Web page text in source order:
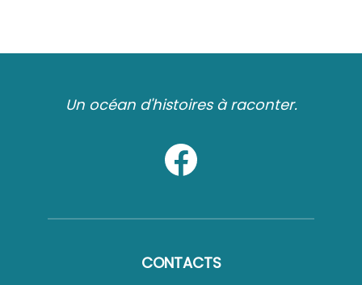
Un océan d'histoires à raconter.
CONTACTS